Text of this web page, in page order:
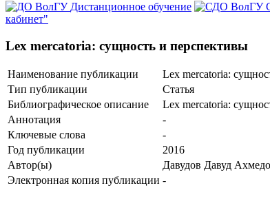
Дистанционное обучение
кабинет"
Lex mercatoria: сущность и перспективы
Наименование публикации
Lex mercatoria:
Тип публикации
Статья
Библиографическое описание
Lex mercatoria:
Аннотация
-
Ключевые cлова
-
Год публикации
2016
Автор(ы)
Давудов Давуд
Электронная копия публикации -